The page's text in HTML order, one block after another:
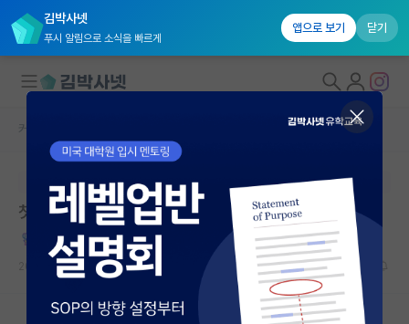
김박사넷
푸시 알림으로 소식을 빠르게
앱으로 보기 닫기
대학원생 모집
국내대학원 정보
연구실&오픈랩
커뮤니티
커뮤니티 홈
커뮤니티 홈
본문이 수정되지 않는 박제글입니다.
첫 citation 뽕맛이 엄청나네요...
허탈한 에르빈 슈뢰딩거
2025.08.18 10 23085